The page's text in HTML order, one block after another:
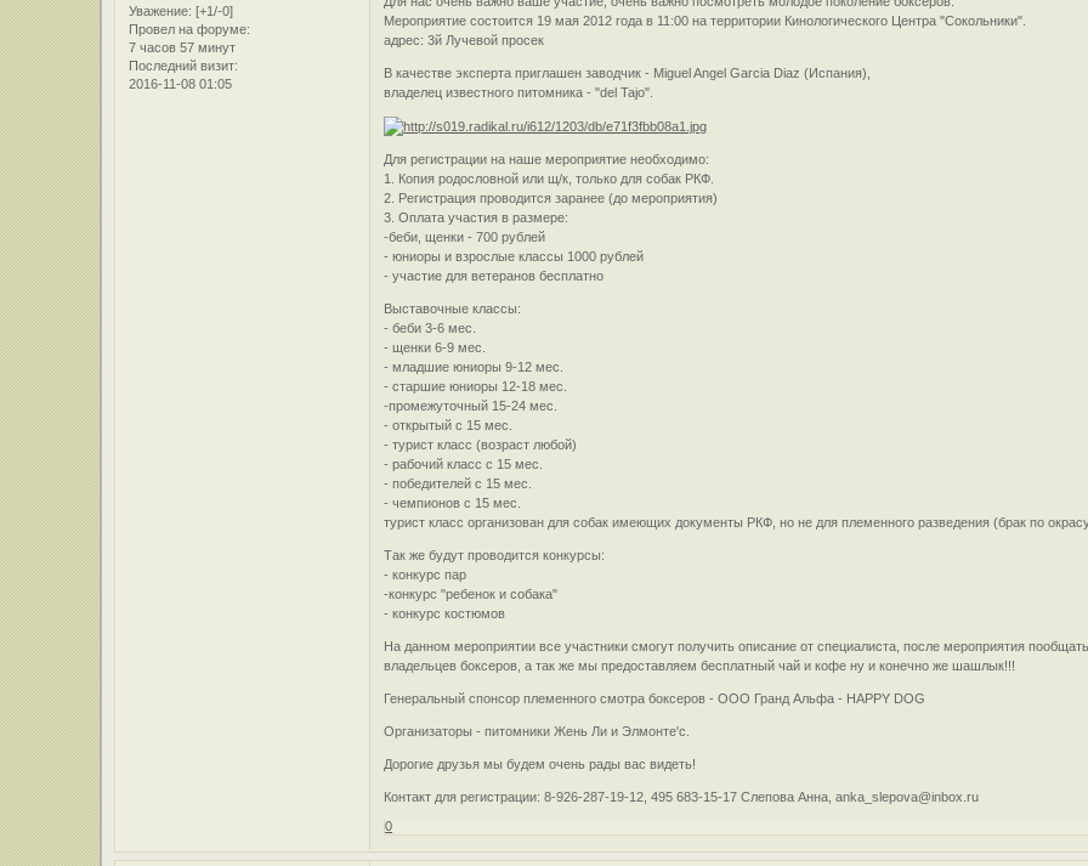
Уважение: [+1/-0]
Провел на форуме:
7 часов 57 минут
Последний визит:
2016-11-08 01:05
Мероприятие состоится 19 мая 2012 года в 11:00 на территории Кинологического Центра "Сокольники".
адрес: 3й Лучевой просек
В качестве эксперта приглашен заводчик - Miguel Angel Garcia Diaz (Испания),
владелец известного питомника - "del Tajo".
Для регистрации на наше мероприятие необходимо:
1. Копия родословной или щ/к, только для собак РКФ.
2. Регистрация проводится заранее (до мероприятия)
3. Оплата участия в размере:
-беби, щенки - 700 рублей
- юниоры и взрослые классы 1000 рублей
- участие для ветеранов бесплатно
Выставочные классы:
- беби 3-6 мес.
- щенки 6-9 мес.
- младшие юниоры 9-12 мес.
- старшие юниоры 12-18 мес.
-промежуточный 15-24 мес.
- открытый с 15 мес.
- турист класс (возраст любой)
- рабочий класс с 15 мес.
- победителей с 15 мес.
- чемпионов с 15 мес.
турист класс организован для собак имеющих документы РКФ, но не для племенного разведения (брак по
Так же будут проводится конкурсы:
- конкурс пар
-конкурс "ребенок и собака"
- конкурс костюмов
На данном мероприятии все участники смогут получить описание от специалиста, после мероприятия
владельцев боксеров, а так же мы предоставляем бесплатный чай и кофе ну и конечно же шашлык!!!
Генеральный спонсор племенного смотра боксеров - ООО Гранд Альфа - HAPPY DOG
Организаторы - питомники Жень Ли и Элмонте'с.
Дорогие друзья мы будем очень рады вас видеть!
Контакт для регистрации: 8-926-287-19-12, 495 683-15-17 Слепова Анна, anka_slepova@inbox.ru
0